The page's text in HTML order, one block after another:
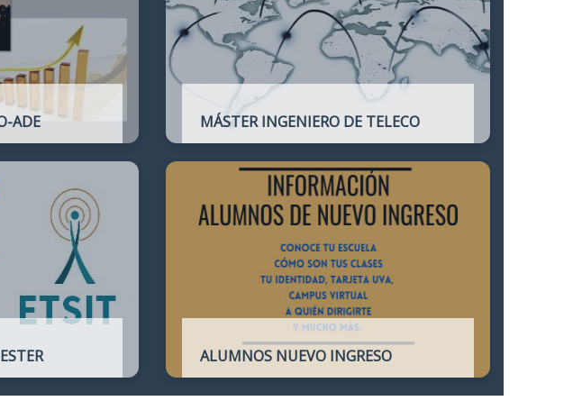
ADE
con la de
de Empresas
MÁSTER INGENIERO DE TELECO
profesionales del Ingeniero de
Telecomunicación y que habilita para el
ejercicio de la profesión.
ALUMNOS NUEVO INGRESO